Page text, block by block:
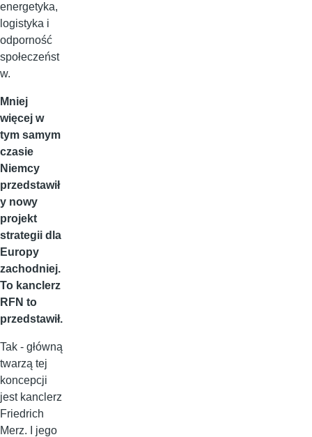
energetyka,
logistyka i
odporność
społeczeńst
w.
Mniej
więcej w
tym samym
czasie
Niemcy
przedstawił
y nowy
projekt
strategii dla
Europy
zachodniej.
To kanclerz
RFN to
przedstawił.
Tak - główną
twarzą tej
koncepcji
jest kanclerz
Friedrich
Merz. I jego